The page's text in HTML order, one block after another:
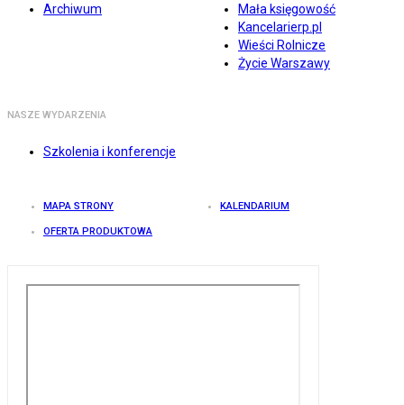
Archiwum
Mała księgowość
Kancelarierp.pl
Wieści Rolnicze
Życie Warszawy
NASZE WYDARZENIA
Szkolenia i konferencje
MAPA STRONY KALENDARIUM
OFERTA PRODUKTOWA